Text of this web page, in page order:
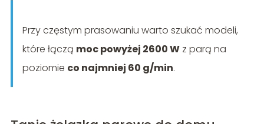
Przy częstym prasowaniu warto szukać modeli,
które łączą moc powyżej 2600 Wz parą na
poziomie co najmniej 60 g/min.